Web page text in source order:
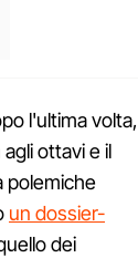
l'ultima volta,
ottavi e il
polemiche
un dossier-
dei